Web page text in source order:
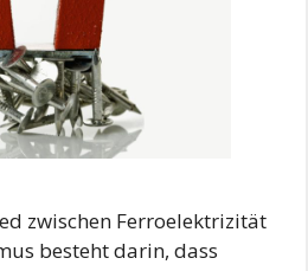
zwischen Ferroelektrizität
besteht darin, dass